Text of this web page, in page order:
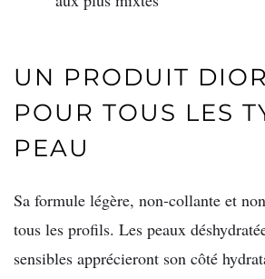
UN PRODUIT
POUR TOUS LES
PEAU
Sa formule légère, non-collante et
tous les profils. Les peaux
sensibles apprécieront son côté